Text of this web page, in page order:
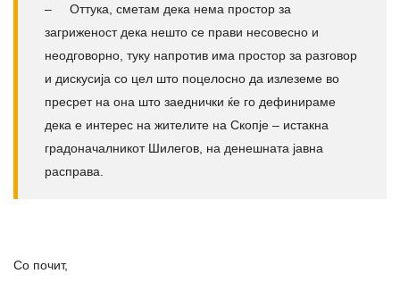
– Оттука, сметам дека нема простор за
загриженост дека нешто се прави несовесно и
неодговорно, туку напротив има простор за разговор
и дискусија со цел што поцелосно да излеземе во
пресрет на она што заеднички ќе го дефинираме
дека е интерес на жителите на Скопје – истакна
градоначалникот Шилегов, на денешната јавна
расправа.
Со почит,